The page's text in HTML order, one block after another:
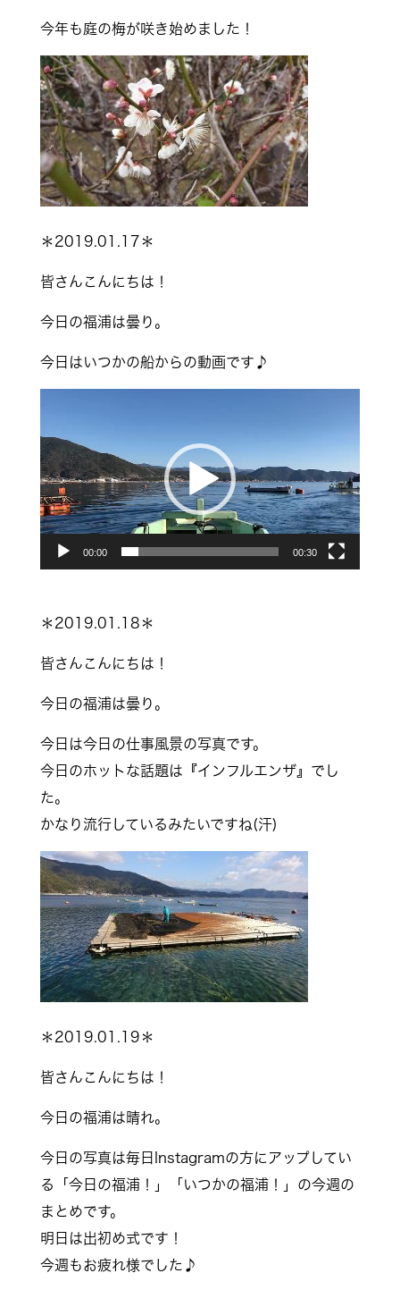
今年も庭の梅が咲き始めました！
＊2019.01.17＊
皆さんこんにちは！
今日の福浦は曇り。
今日はいつかの船からの動画です♪
プ
レ
ー
ヤ
00:00 00:30
＊2019.01.18＊
皆さんこんにちは！
今日の福浦は曇り。
今日は今日の仕事風景の写真です。
今日のホットな話題は『インフルエンザ』でし
た。
かなり流行しているみたいですね(汗)
＊2019.01.19＊
皆さんこんにちは！
今日の福浦は晴れ。
今日の写真は毎日Instagramの方にアップしてい
る「今日の福浦！」「いつかの福浦！」の今週の
まとめです。
明日は出初め式です！
今週もお疲れ様でした♪